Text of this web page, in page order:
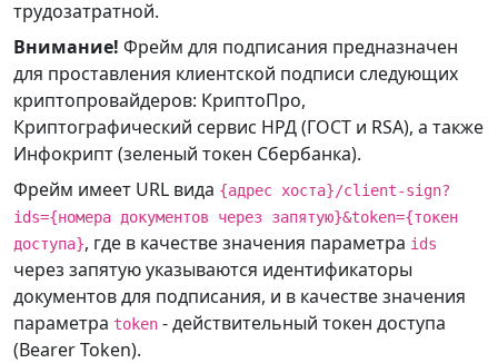
трудозатратной.
Внимание! Фрейм для подписания предназначен
для проставления клиентской подписи следующих
криптопровайдеров: КриптоПро,
Криптографический сервис НРД (ГОСТ и RSA), а также
Инфокрипт (зеленый токен Сбербанка).
Фрейм имеет URL вида {адрес хоста}/client-sign?
ids={номера документов через запятую}&token={токен
доступа}, где в качестве значения параметра ids
через запятую указываются идентификаторы
документов для подписания, и в качестве значения
параметра token - действительный токен доступа
(Bearer Token).